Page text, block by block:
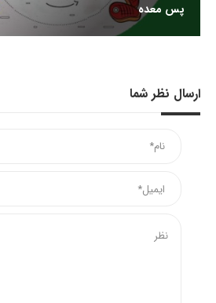
پس معده
ارسال نظر شما